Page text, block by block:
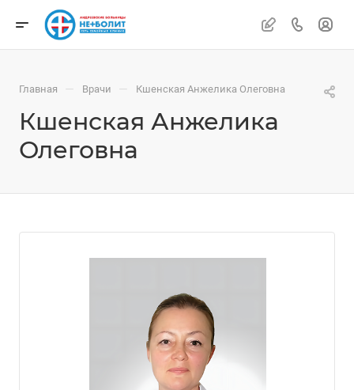
Главная — Врачи — Кшенская Анжелика Олеговна
Кшенская Анжелика
Олеговна